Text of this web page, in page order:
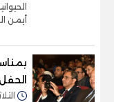
أيمن
الثلاثاء 04/